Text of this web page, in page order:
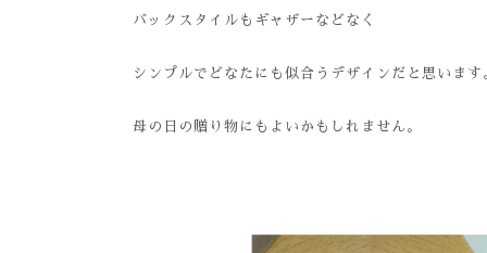
バックスタイルもギャザーなどなく
シンプルでどなたにも似合うデザインだと思います
母の日の贈り物にもよいかもしれません。